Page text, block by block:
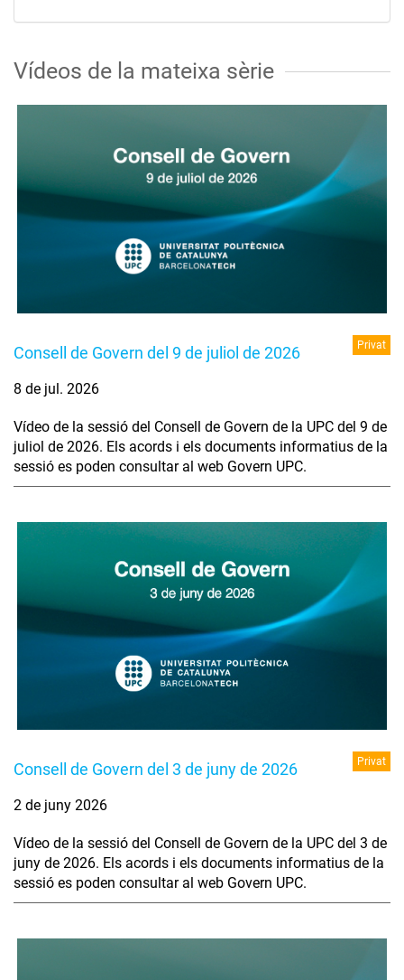
Vídeos de la mateixa sèrie
Consell de Govern del 9 de juliol de 2026 Privat
8 de jul. 2026
Vídeo de la sessió del Consell de Govern de la UPC del 9 de
juliol de 2026. Els acords i els documents informatius de la
sessió es poden consultar al web Govern UPC.
Consell de Govern del 3 de juny de 2026 Privat
2 de juny 2026
Vídeo de la sessió del Consell de Govern de la UPC del 3 de
juny de 2026. Els acords i els documents informatius de la
sessió es poden consultar al web Govern UPC.